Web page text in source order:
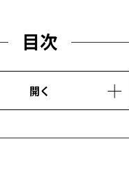
目次